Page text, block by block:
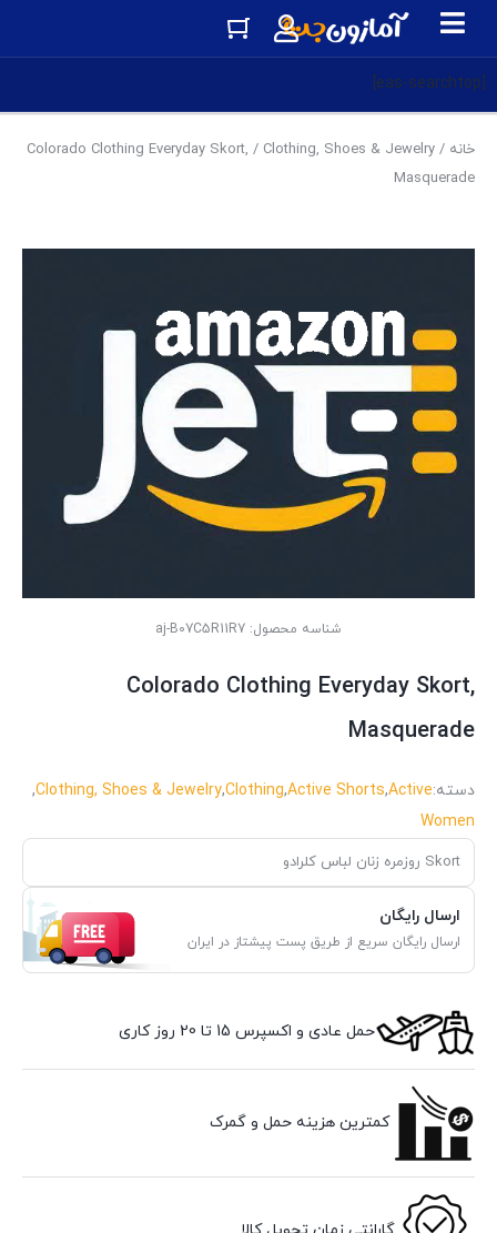
[eas-searchtop]
خانه /
Clothing, Shoes & Jewelry
/ Colorado Clothing Everyday Skort,
Masquerade
شناسه محصول: aj-B07C5R11R7
Colorado Clothing Everyday Skort,
Masquerade
دسته:Active
,
Active Shorts
,
Clothing
,
Clothing, Shoes & Jewelry
,
Women
Skort روزمره زنان لباس کلرادو
ارسال رایگان
ارسال رایگان سریع از طریق پست پیشتاز در ایران
حمل عادی و اکسپرس 15 تا 20 روز کاری
کمترین هزینه حمل و گمرک